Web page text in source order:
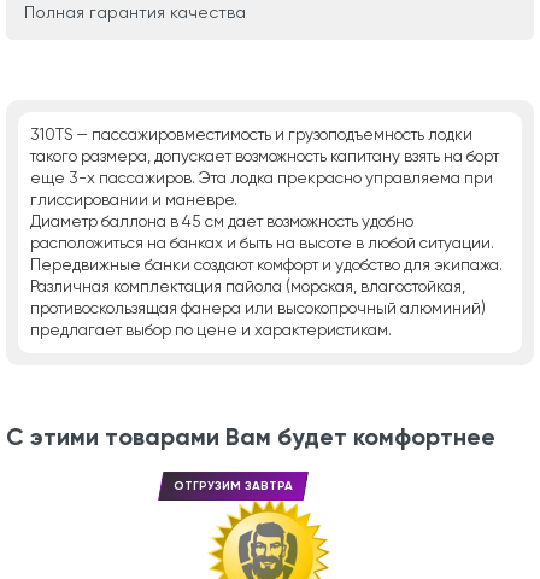
Полная гарантия качества
310TS — пассажировместимость и грузоподъемность лодки
такого размера, допускает возможность капитану взять на борт
еще 3-х пассажиров. Эта лодка прекрасно управляема при
глиссировании и маневре.
Диаметр баллона в 45 см дает возможность удобно
расположиться на банках и быть на высоте в любой ситуации.
Передвижные банки создают комфорт и удобство для экипажа.
Различная комплектация пайола (морская, влагостойкая,
противоскользящая фанера или высокопрочный алюминий)
предлагает выбор по цене и характеристикам.
С этими товарами Вам будет комфортнее
ОТГРУЗИМ ЗАВТРА